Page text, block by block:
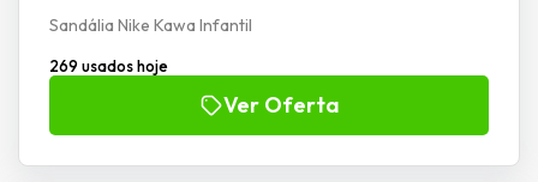
Sandália Nike Kawa Infantil
269 usados hoje
Ver Oferta